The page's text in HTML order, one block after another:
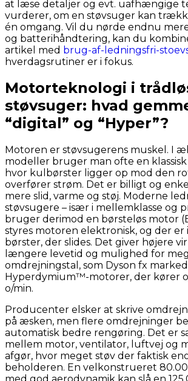
at læse detaljer og evt. uafhængige
vurderer, om en støvsuger kan
én omgang. Vil du nørde endnu
og batterihåndtering, kan du
artikel med brug-af-ledningsfri-
hverdagsrutiner er i fokus.
Motorteknologi i
støvsuger: hvad
“digital” og “Hyper”?
Motoren er støvsugerens muskel. I
modeller bruger man ofte en
hvor kulbørster ligger op mod den
overfører strøm. Det er billigt og
mere slid, varme og støj. Moderne
støvsugere – især i mellemklasse og
bruger derimod en børsteløs motor
styres motoren elektronisk, og der er
børster, der slides. Det giver højere
længere levetid og mulighed for
omdrejningstal, som Dyson fx
Hyperdymium™-motorer, der kører
o/min.
Producenter elsker at skrive
på æsken, men flere omdrejninger
automatisk bedre rengøring. Det er
mellem motor, ventilator, luftvej og
afgør, hvor meget støv der faktisk
beholderen. En velkonstrueret